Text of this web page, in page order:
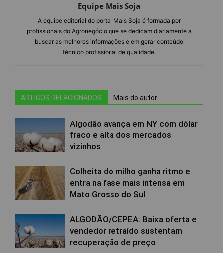
Equipe Mais Soja
A equipe editorial do portal Mais Soja é formada por
profissionais do Agronegócio que se dedicam diariamente a
buscar as melhores informações e em gerar conteúdo
técnico profissional de qualidade.
ARTIGOS RELACIONADOS Mais do autor
Algodão avança em NY com dólar
fraco e alta dos mercados
vizinhos
Colheita do milho ganha ritmo e
entra na fase mais intensa em
Mato Grosso do Sul
ALGODÃO/CEPEA: Baixa oferta e
vendedor retraído sustentam
recuperação de preço